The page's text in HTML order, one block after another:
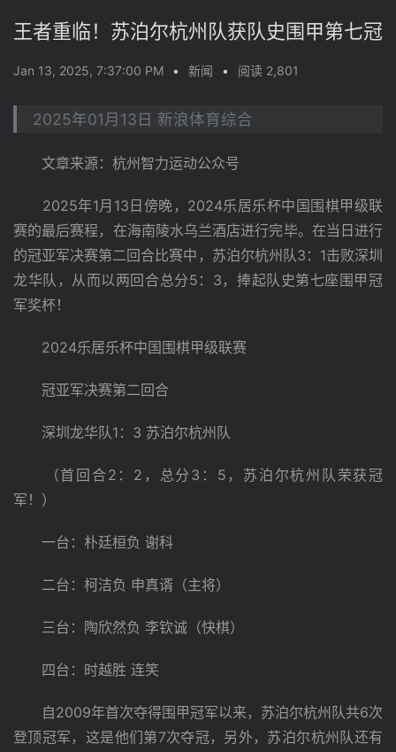
王者重临！苏泊尔杭州队获队史围甲第七冠
Jan 13, 2025, 7:37:00 PM • 新闻 • 阅读 2,801
2025年01月13日 新浪体育综合
文章来源：杭州智力运动公众号
2025年1月13日傍晚，2024乐居乐杯中国围棋甲级联
赛的最后赛程，在海南陵水乌兰酒店进行完毕。在当日进行
的冠亚军决赛第二回合比赛中，苏泊尔杭州队3：1击败深圳
龙华队，从而以两回合总分5：3，捧起队史第七座围甲冠
军奖杯！
2024乐居乐杯中国围棋甲级联赛
冠亚军决赛第二回合
深圳龙华队1：3 苏泊尔杭州队
（首回合2：2，总分3：5，苏泊尔杭州队荣获冠
军！）
一台：朴廷桓负 谢科
二台：柯洁负 申真谞（主将）
三台：陶欣然负 李钦诚（快棋）
四台：时越胜 连笑
自2009年首次夺得围甲冠军以来，苏泊尔杭州队共6次
登顶冠军，这是他们第7次夺冠，另外，苏泊尔杭州队还有